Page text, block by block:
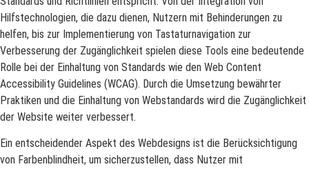
Hilfstechnologien, die dazu dienen, Nutzern mit Behinderungen zu
helfen, bis zur Implementierung von Tastaturnavigation zur
Verbesserung der Zugänglichkeit spielen diese Tools eine bedeutende
Rolle bei der Einhaltung von Standards wie den Web Content
Accessibility Guidelines (WCAG). Durch die Umsetzung bewährter
Praktiken und die Einhaltung von Webstandards wird die Zugänglichkeit
der Website weiter verbessert.
Ein entscheidender Aspekt des Webdesigns ist die Berücksichtigung
von Farbenblindheit, um sicherzustellen, dass Nutzer mit